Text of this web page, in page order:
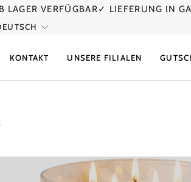
LAGER VERFÜGBAR✓ LIEFERUNG IN
KONTAKT UNSERE FILIALEN